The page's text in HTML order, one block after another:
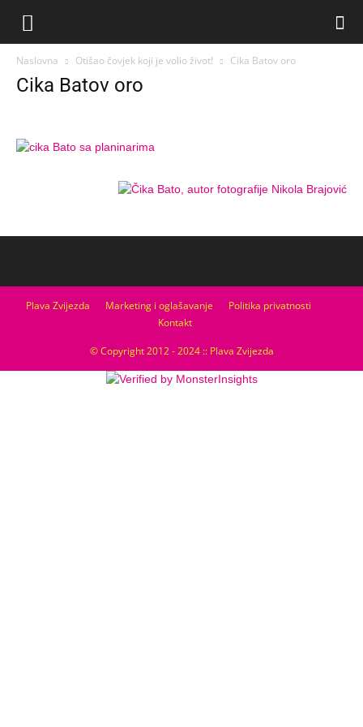
Naslovna Otišao čovjek koji je volio život! Cika Batov oro
Cika Batov oro
Plava Zvijezda Marketing i oglašavanje
Politika privatnosti
Kontakt
© Copyright 2012 - 2024 :: Plava Zvijezda